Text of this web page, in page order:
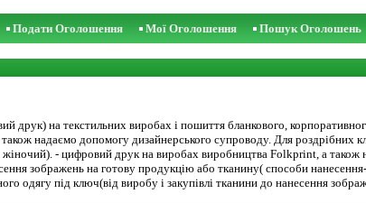
Подати Оголошення Мої Оголошення Пошук Оголошень
друк) на текстильних виробах і пошиття бланкового,
надаємо допомогу дизайнерського супроводу. Для роздрібних
- цифровий друк на виробах виробництва Folkprint, а також
зображень на готову продукцію або тканину( способи
одягу під ключ(від виробу і закупівлі тканини до нанесення